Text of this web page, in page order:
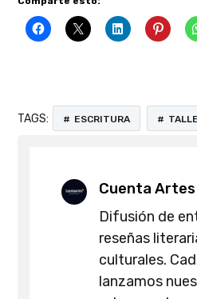
TAGS: ESCRITURA
Cuenta Artes
Difusión de
reseñas
culturales.
lanzamos